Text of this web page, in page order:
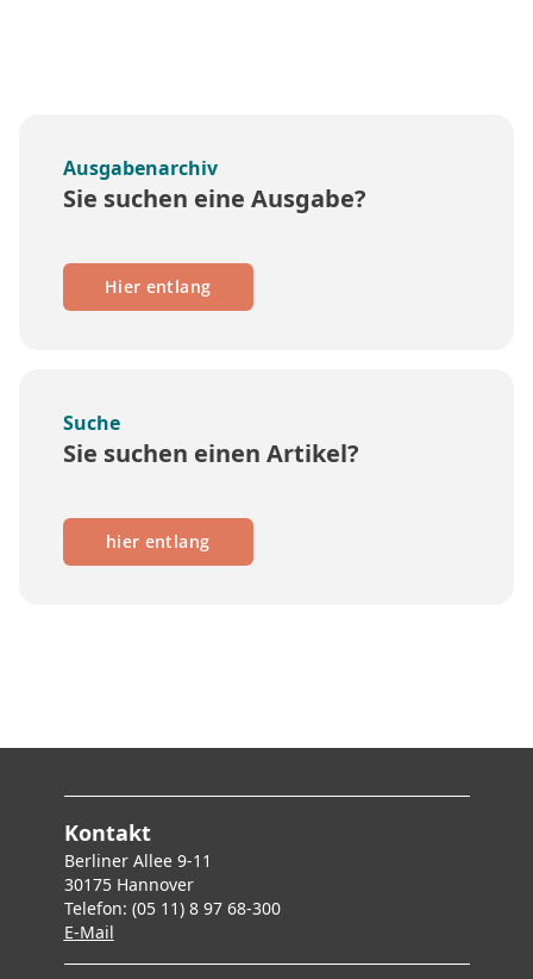
Ausgabenarchiv
Sie suchen eine Ausgabe?
Hier entlang
Suche
Sie suchen einen Artikel?
hier entlang
Kontakt
Berliner Allee 9-11
30175 Hannover
Telefon: (05 11) 8 97 68-300
E-Mail